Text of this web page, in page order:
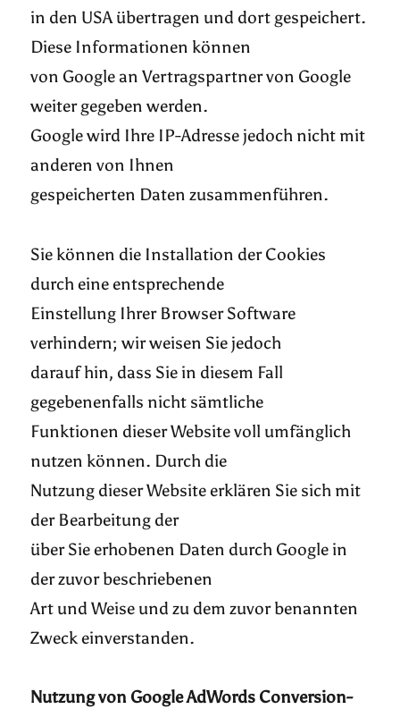
in den USA übertragen und dort gespeichert.
Diese Informationen können
von Google an Vertragspartner von Google
weiter gegeben werden.
Google wird Ihre IP-Adresse jedoch nicht mit
anderen von Ihnen
gespeicherten Daten zusammenführen.
Sie können die Installation der Cookies
durch eine entsprechende
Einstellung Ihrer Browser Software
verhindern; wir weisen Sie jedoch
darauf hin, dass Sie in diesem Fall
gegebenenfalls nicht sämtliche
Funktionen dieser Website voll umfänglich
nutzen können. Durch die
Nutzung dieser Website erklären Sie sich mit
der Bearbeitung der
über Sie erhobenen Daten durch Google in
der zuvor beschriebenen
Art und Weise und zu dem zuvor benannten
Zweck einverstanden.
Nutzung von Google AdWords Conversion-